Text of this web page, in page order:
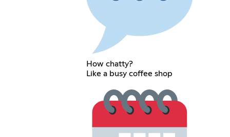
How chatty?
Like a busy coffee shop